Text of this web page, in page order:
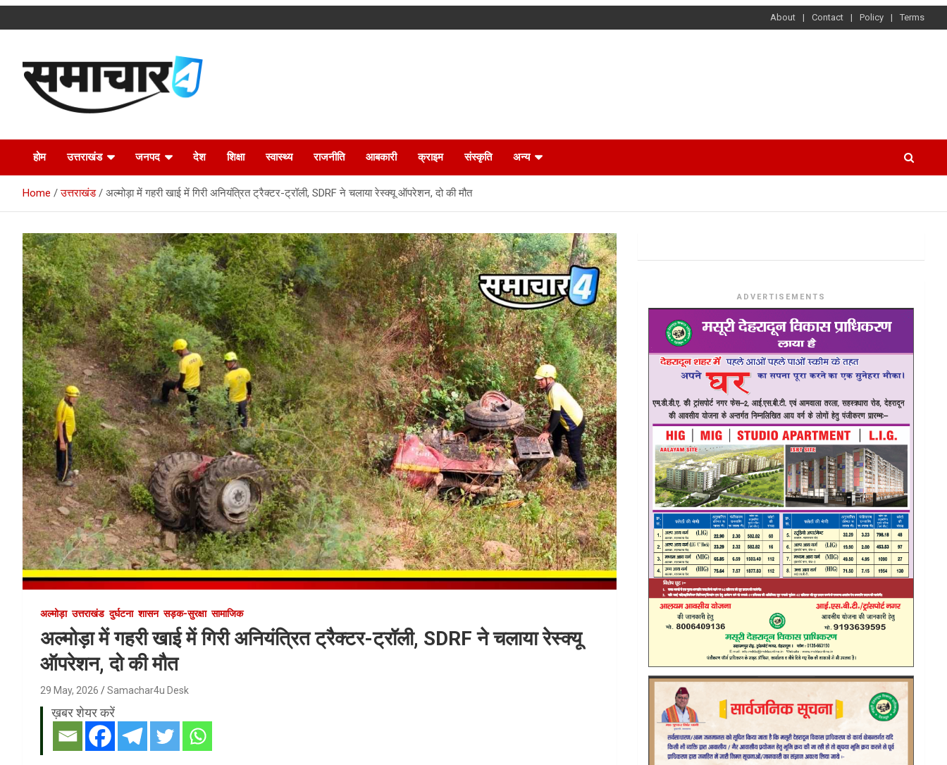
to
About Contact Policy Terms
Samachar4u
होम उत्तराखंड जनपद देश शिक्षा स्वास्थ्य राजनीति आबकारी क्राइम संस्कृति अन्य
Home उत्तराखंड अल्मोड़ा में गहरी खाई में गिरी अनियंत्रित ट्रैक्टर-ट्रॉली, SDRF ने चलाया रेस्क्यू ऑपरेशन, दो की मौत
अल्मोड़ा उत्तराखंड दुर्घटना शासन सड़क-सुरक्षा सामाजिक
अल्मोड़ा में गहरी खाई में गिरी अनियंत्रित ट्रैक्टर-ट्रॉली, SDRF ने चलाया रेस्क्यू
ऑपरेशन, दो की मौत
29 May, 2026 Samachar4u Desk
ख़बर शेयर करें
ADVERTISEMENTS